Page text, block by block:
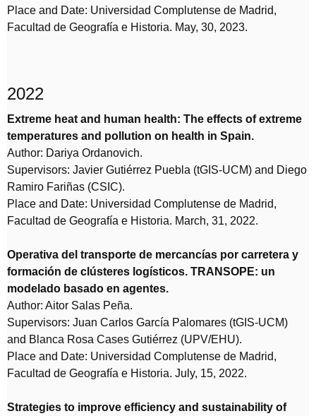
Place and Date: Universidad Complutense de Madrid,
Facultad de Geografía e Historia. May, 30, 2023.
2022
Extreme heat and human health: The effects of extreme
temperatures and pollution on health in Spain.
Author: Dariya Ordanovich.
Supervisors: Javier Gutiérrez Puebla (tGIS-UCM) and Diego
Ramiro Fariñas (CSIC).
Place and Date: Universidad Complutense de Madrid,
Facultad de Geografía e Historia. March, 31, 2022.
Operativa del transporte de mercancías por carretera y
formación de clústeres logísticos. TRANSOPE: un
modelado basado en agentes.
Author: Aitor Salas Peña.
Supervisors: Juan Carlos García Palomares (tGIS-UCM)
and Blanca Rosa Cases Gutiérrez (UPV/EHU).
Place and Date: Universidad Complutense de Madrid,
Facultad de Geografía e Historia. July, 15, 2022.
Strategies to improve efficiency and sustainability of